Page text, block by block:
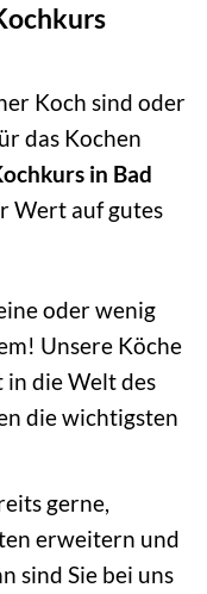
Koch sind oder
das Kochen
in Bad
Wert auf gutes
oder wenig
Unsere Köche
die Welt des
die wichtigsten
gerne,
erweitern und
sind Sie bei uns